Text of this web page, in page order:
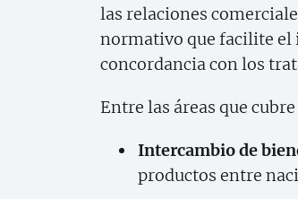
las relaciones
normativo que facilite el
concordancia con los
Entre las áreas que
Intercambio de
productos entre